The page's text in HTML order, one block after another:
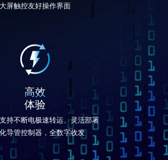
大屏触控友好操作界面
高效
体验
持不断电极速转运、灵活部署
导管控制器，全数字收发